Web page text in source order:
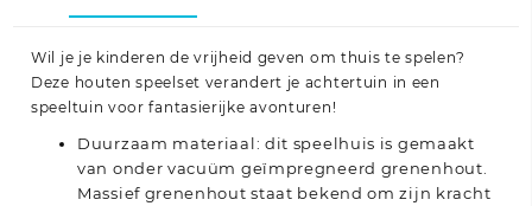
Wil je je kinderen de vrijheid geven om thuis te spelen?
Deze houten speelset verandert je achtertuin in een
speeltuin voor fantasierijke avonturen!
Duurzaam materiaal: dit speelhuis is gemaakt
van onder vacuüm geïmpregneerd grenenhout.
Massief grenenhout staat bekend om zijn kracht